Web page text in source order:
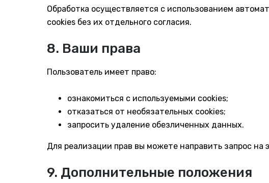
Обработка осуществляется с использованием
cookies без их отдельного согласия.
8. Ваши права
Пользователь имеет право:
ознакомиться с используемыми cookies;
отказаться от необязательных cookies;
запросить удаление обезличенных данных.
Для реализации прав вы можете направить запрос на
9. Дополнительные положения